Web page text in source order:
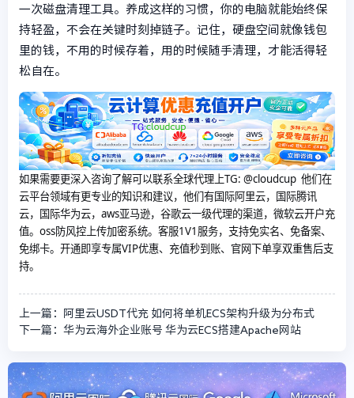
一次磁盘清理工具。养成这样的习惯，你的电脑就能始终保
持轻盈，不会在关键时刻掉链子。记住，硬盘空间就像钱包
里的钱，不用的时候存着，用的时候随手清理，才能活得轻
松自在。
如果需要更深入咨询了解可以联系全球代理上TG: @cloudcup 他们在
云平台领域有更专业的知识和建议，他们有国际阿里云，国际腾讯
云，国际华为云，aws亚马逊，谷歌云一级代理的渠道，微软云开户充
值。oss防风控上传加密系统。客服1V1服务，支持免实名、免备案、
免绑卡。开通即享专属VIP优惠、充值秒到账、官网下单享双重售后支
持。
上一篇：阿里云USDT代充 如何将单机ECS架构升级为分布式
下一篇：华为云海外企业账号 华为云ECS搭建Apache网站